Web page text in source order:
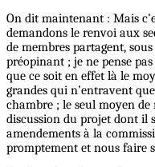
On dit maintenant : Mais
demandons le renvoi aux
de membres partagent,
préopinant ; je ne pense
que ce soit en effet là le
grandes qui n’entravent
chambre ; le seul moyen
discussion du projet dont il
amendements à la
promptement et nous faire